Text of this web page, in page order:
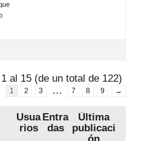
al 15 (de un total de 122)
1 2 3 … 7 8 9 →
Usua
rios
Entra
das
Última
publicaci